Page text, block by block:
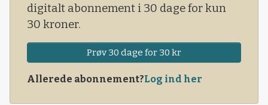
digitalt abonnement i 30 dage for kun
30 kroner.
Prøv 30 dage for 30 kr
Allerede abonnement?Log ind her